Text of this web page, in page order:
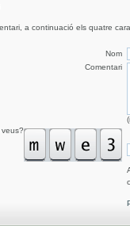
a continuació els quatre
Nom
Comentari